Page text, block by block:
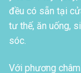
đều có sẵn tại
tư thế, ăn uống,
sóc.
Với phương